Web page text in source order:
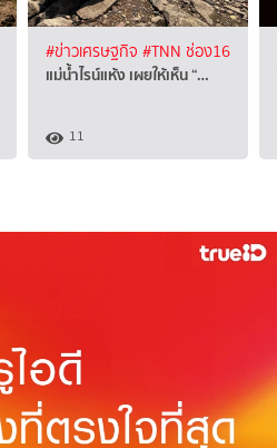
#ข่าวเศรษฐกิจ #TNN ช่อง16
แม่น้ำไรน์แห้ง เผยให้เห็น “…
11